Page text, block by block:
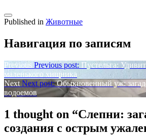
Published in Животные
Навигация по записям
Previous Previous post: Пустельга:
маленького хищника
Next Next post: Обыкновенный уж:
водоемов
1 thought on “Слепни:
создания с острым